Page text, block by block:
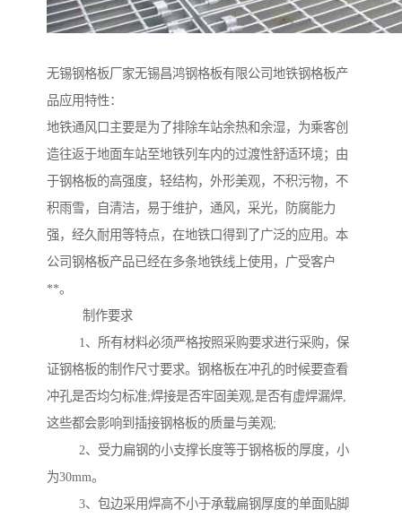
无锡钢格板厂家无锡昌鸿钢格板有限公司地铁钢格板产
品应用特性：
地铁通风口主要是为了排除车站余热和余湿，为乘客创
造往返于地面车站至地铁列车内的过渡性舒适环境；由
于钢格板的高强度，轻结构，外形美观，不积污物，不
积雨雪，自清洁，易于维护，通风，采光，防腐能力
强，经久耐用等特点，在地铁口得到了广泛的应用。本
公司钢格板产品已经在多条地铁线上使用，广受客户
**。
制作要求
1、所有材料必须严格按照采购要求进行采购，保
证钢格板的制作尺寸要求。钢格板在冲孔的时候要查看
冲孔是否均匀标准;焊接是否牢固美观,是否有虚焊漏焊,
这些都会影响到插接钢格板的质量与美观;
2、受力扁钢的小支撑长度等于钢格板的厚度，小
为30mm。
3、包边采用焊高不小于承载扁钢厚度的单面贴脚